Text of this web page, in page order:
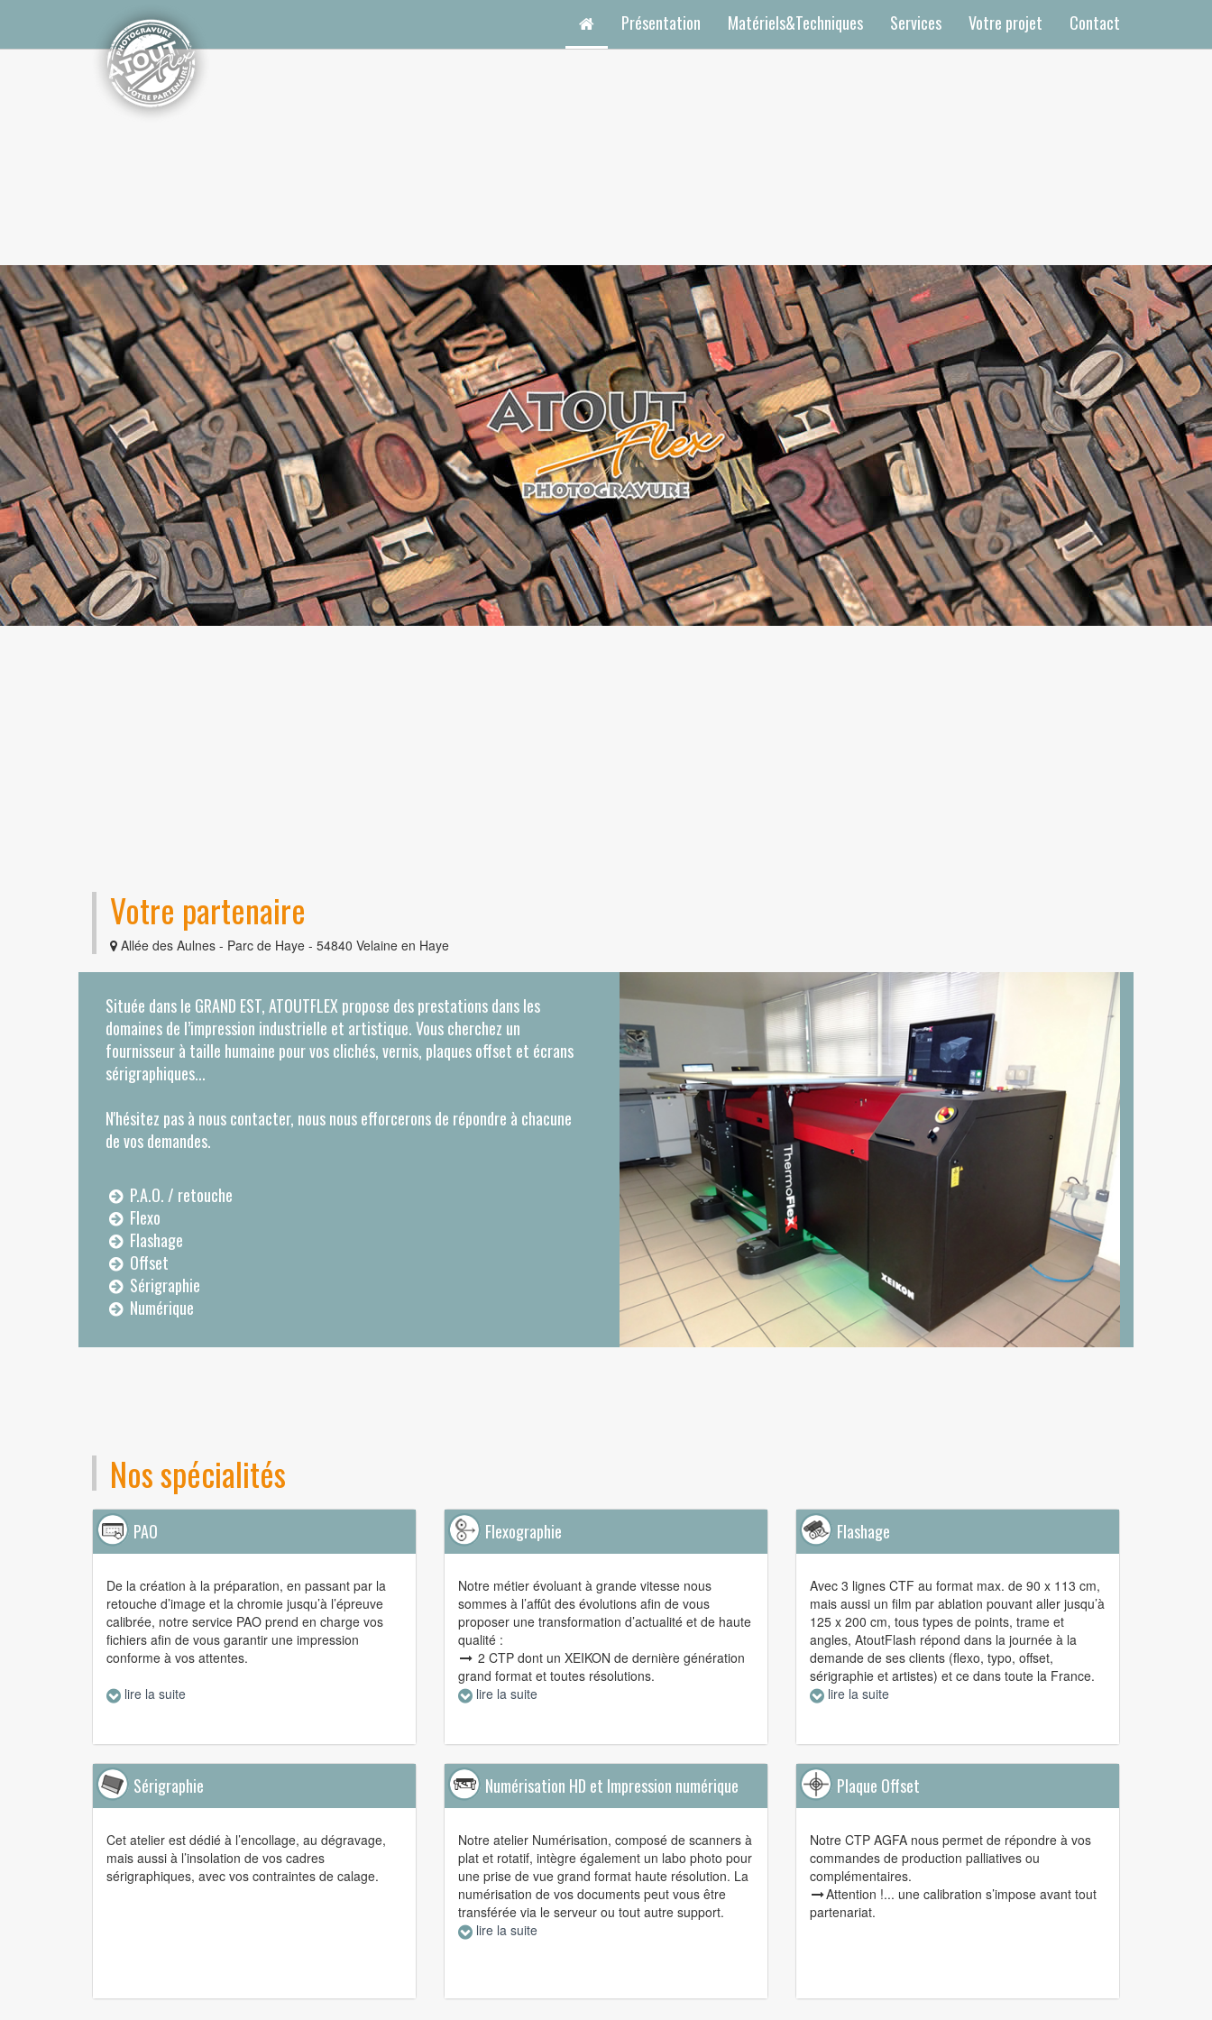
Présentation Matériels&Techniques Services Votre projet Contact
Votre partenaire
Allée des Aulnes - Parc de Haye - 54840 Velaine en Haye
Située dans le GRAND EST, ATOUTFLEX propose des prestations dans les
domaines de l’impression industrielle et artistique. Vous cherchez un
fournisseur à taille humaine pour vos clichés, vernis, plaques offset et écrans
sérigraphiques...
N'hésitez pas à nous contacter, nous nous efforcerons de répondre à chacune
de vos demandes.
P.A.O. / retouche
Flexo
Flashage
Offset
Sérigraphie
Numérique
Nos spécialités
PAO
De la création à la préparation, en passant par la
retouche d’image et la chromie jusqu’à l’épreuve
calibrée, notre service PAO prend en charge vos
fichiers afin de vous garantir une impression
conforme à vos attentes.
lire la suite
Flexographie
Notre métier évoluant à grande vitesse nous
sommes à l’affût des évolutions afin de vous
proposer une transformation d’actualité et de haute
qualité :
2 CTP dont un XEIKON de dernière génération
grand format et toutes résolutions.
lire la suite
Flashage
Avec 3 lignes CTF au format max. de 90 x 113 cm,
mais aussi un film par ablation pouvant aller jusqu’à
125 x 200 cm, tous types de points, trame et
angles, AtoutFlash répond dans la journée à la
demande de ses clients (flexo, typo, offset,
sérigraphie et artistes) et ce dans toute la France.
lire la suite
Sérigraphie
Cet atelier est dédié à l’encollage, au dégravage,
mais aussi à l’insolation de vos cadres
sérigraphiques, avec vos contraintes de calage.
Numérisation HD et Impression numérique
Notre atelier Numérisation, composé de scanners à
plat et rotatif, intègre également un labo photo pour
une prise de vue grand format haute résolution. La
numérisation de vos documents peut vous être
transférée via le serveur ou tout autre support.
lire la suite
Plaque Offset
Notre CTP AGFA nous permet de répondre à vos
commandes de production palliatives ou
complémentaires.
Attention !... une calibration s’impose avant tout
partenariat.